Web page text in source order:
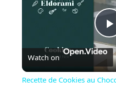
Watch on
Recette de Cookies au